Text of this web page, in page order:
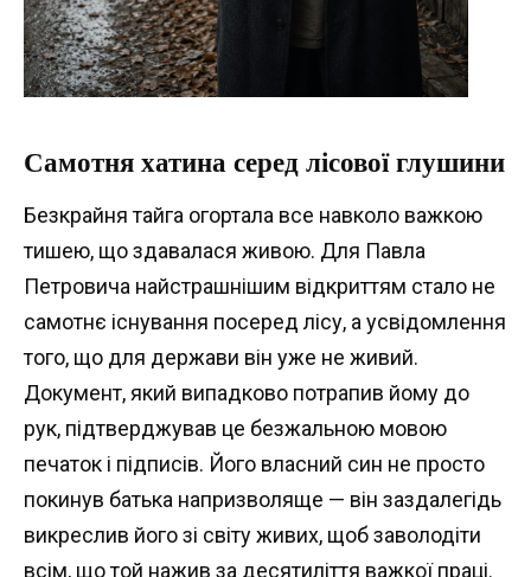
Самотня хатина серед лісової глушини
Безкрайня тайга огортала все навколо важкою
тишею, що здавалася живою. Для Павла
Петровича найстрашнішим відкриттям стало не
самотнє існування посеред лісу, а усвідомлення
того, що для держави він уже не живий.
Документ, який випадково потрапив йому до
рук, підтверджував це безжальною мовою
печаток і підписів. Його власний син не просто
покинув батька напризволяще — він заздалегідь
викреслив його зі світу живих, щоб заволодіти
всім, що той нажив за десятиліття важкої праці.